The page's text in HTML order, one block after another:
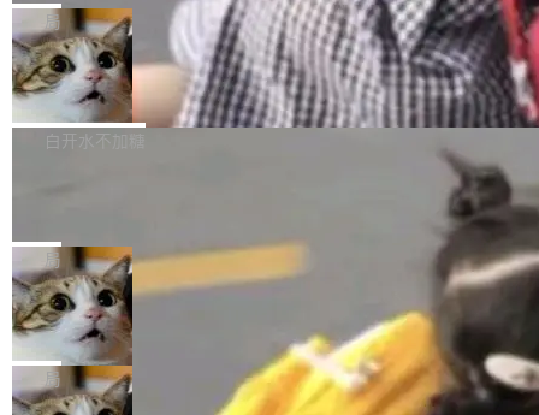
给 OpenAI 总法律顾问 Che Chang 发了封邮
件，附了一封长信，要求 OpenAI 配合调查前苹
果员工带走机密信...
你的，AI写AI的，同屏协作互不干扰。一句话让
AI帮你干活，现在开启全新体验！ 温馨提示：
体验WorkBuddy鸿蒙PC版前，请将 HUAWEI M
atePad Edge 升级至 HarmonyOS 6.1.0.135S
P9 patch03及以上版本。 *升级路径：设置 > 搜
布了 9.0 版本。这个版本除了带来新一代音视频
处理能力和硬件加速支持之外，还有一个特殊之
处：FFmpeg 9.0 的代号是“Lei”。 这个名字，
来自中国开发者雷霄骅（Lei Xiaohua）。 对于
很多中国音视频开发者而言，这个名字并不陌
“启蒙老师”。 而今年，恰好是雷霄骅离世十周
年。FFmpeg 社区最终选择用一个大版本的名
字，留下了这份纪念。 雷霄骅曾是中国传媒大学
数字电视技术方向的博士生，长期从事视频、音
频技...
局
亚马逊成本失控：AI 写代码烧掉 1215
万元，超预算 860%
外媒近日曝光了亚马逊的多份内部报告显示，AI
导致公司在多个项目上超支。《金融时报》报道
编写程序，目标是完成电商平台作者信息与商品
列表的数据匹配 —— 一项常规的数据处理任
务，最终却产生了 180 万美元的账单，实际支出
超出原定预算 860%。 更令人意外的是，该项目
最终并未成功落地，而高额算力消耗持续运行长
达 5 个月，公司直到财务对账时才察觉异常。这
白开水不加糖
e CEO Clément Delangue 在 CNBC 的采访里
没有拐弯抹角。他说中国正在赢得 AI 竞赛，而
且按目前的速度，中国 AI 工具预计在今年底或
2027 年就能追上美国前沿实验室的水平。 Dela
ngue 把原因归结为一件事：开放协作。中国的
AI 开发者在一个共享和协作的生态里加速迭代，
局
当 AI agent 把源码变成了最好的扩展系
统，开发者工具必须开源
五年前，David Crawshaw 问过很多软件工程师
一个问题：你写过什么给自己用的程序？答案几
乎都是没有。工程师们整天用别人写的程序写程
局